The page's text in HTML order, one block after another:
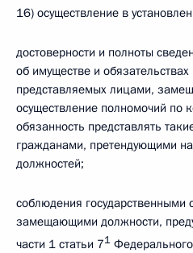
16) осуществление в
достоверности и полноты
об имуществе и
представляемых лицами,
осуществление полномочий по
обязанность представлять
гражданами, претендующими
должностей;
соблюдения
замещающими должности,
части 1 статьи 71